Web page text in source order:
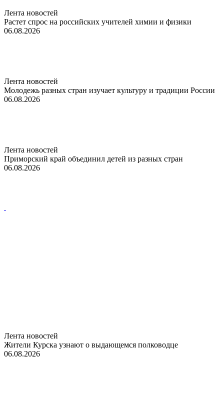
Лента новостей
Растет спрос на российских учителей химии и физики
06.08.2026
Лента новостей
Молодежь разных стран изучает культуру и традиции России
06.08.2026
Лента новостей
Приморский край объединил детей из разных стран
06.08.2026
Лента новостей
Жители Курска узнают о выдающемся полководце
06.08.2026